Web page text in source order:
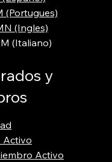
(Portugues)
(Ingles)
(Italiano)
y
Activo
Activo